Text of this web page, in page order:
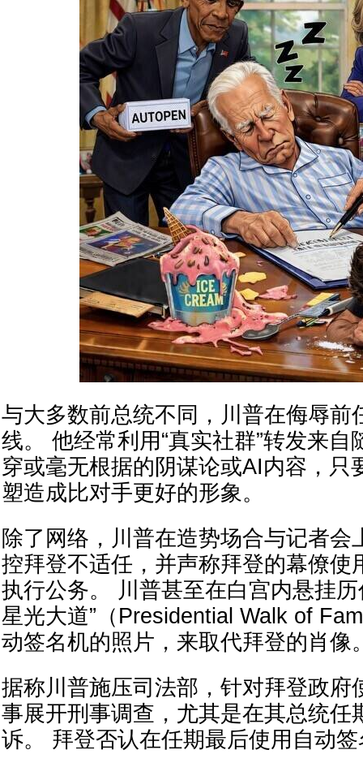
与大多数前总统不同，川普在侮辱前
线。 他经常利用“真实社群”转发来自
穿或毫无根据的阴谋论或AI内容，只
塑造成比对手更好的形象。
除了网络，川普在造势场合与记者会
控拜登不适任，并声称拜登的幕僚使
执行公务。 川普甚至在白宫内悬挂
星光大道”（Presidential Walk of
动签名机的照片，来取代拜登的肖像
据称川普施压司法部，针对拜登政府
事展开刑事调查，尤其是在其总统任
诉。 拜登否认在任期最后使用自动